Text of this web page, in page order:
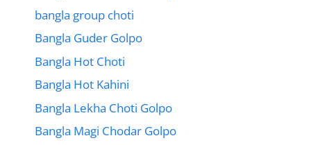
bangla group choti
Bangla Guder Golpo
Bangla Hot Choti
Bangla Hot Kahini
Bangla Lekha Choti Golpo
Bangla Magi Chodar Golpo